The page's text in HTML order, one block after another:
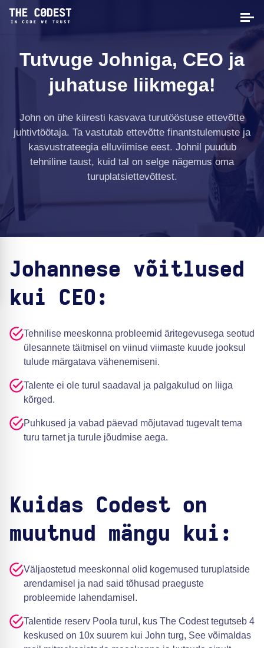
Tutvuge Johniga, CEO ja
juhatuse liikmega!
John on ühe kiiresti kasvava turutööstuse ettevõtte
juhtivtöötaja. Ta vastutab ettevõtte finantstulemuste ja
kasvustrateegia elluviimise eest. Johnil puudub
tehniline taust, kuid tal on selge nägemus oma
turuplatsiettevõttest.
Johannese võitlused
kui CEO:
Tehnilise meeskonna probleemid äritegevusega seotud
ülesannete täitmisel on viinud viimaste kuude jooksul
tulude märgatava vähenemiseni.
Talente ei ole turul saadaval ja palgakulud on liiga
kõrged.
Puhkused ja vabad päevad mõjutavad tugevalt tema
turu tarnet ja turule jõudmise aega.
Kuidas Codest on
muutnud mängu kui:
Väljaostetud meeskonnal olid kogemused turuplatside
arendamisel ja nad said tõhusad praeguste
probleemide lahendamisel.
Talentide reserv Poola turul, kus The Codest tegutseb 4
keskused on 10x suurem kui John turg, See võimaldas